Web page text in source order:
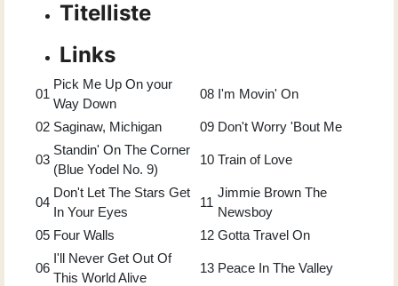
Titelliste
Links
01
Pick Me Up On your
Way Down
08 I'm Movin' On
02 Saginaw, Michigan 09 Don't Worry 'Bout Me
03
Standin' On The Corner
(Blue Yodel No. 9)
10 Train of Love
04
Don't Let The Stars Get
In Your Eyes
11
Jimmie Brown The
Newsboy
05 Four Walls 12 Gotta Travel On
06
I'll Never Get Out Of
This World Alive
13 Peace In The Valley